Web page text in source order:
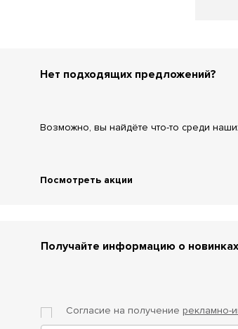
Нет подходящих предложений?
Возможно, вы найдёте что-то среди
Посмотреть акции
Получайте информацию о
Согласие на получение рекламно-